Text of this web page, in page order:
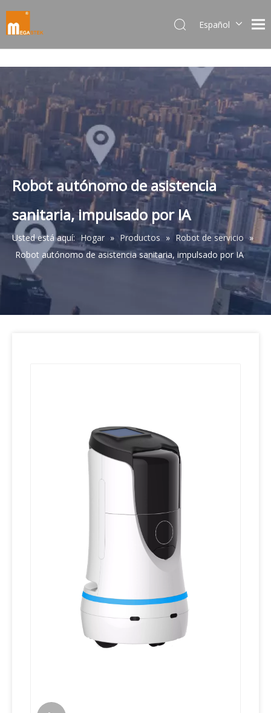
Español
한국어
日本語
Italiano
Português
Français
简体中文
English
Robot autónomo de asistencia
sanitaria, impulsado por IA
Usted está aquí: Hogar » Productos » Robot de servicio »
Robot autónomo de asistencia sanitaria, impulsado por IA